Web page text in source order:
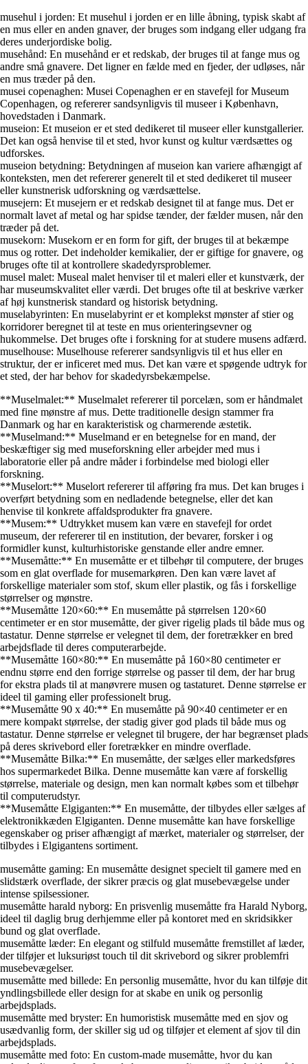
musehul i jorden: Et musehul i jorden er en lille åbning, typisk skabt af
en mus eller en anden gnaver, der bruges som indgang eller udgang fra
deres underjordiske bolig.
musehånd: En musehånd er et redskab, der bruges til at fange mus og
andre små gnavere. Det ligner en fælde med en fjeder, der udløses, når
en mus træder på den.
musei copenaghen: Musei Copenaghen er en stavefejl for Museum
Copenhagen, og refererer sandsynligvis til museer i København,
hovedstaden i Danmark.
museion: Et museion er et sted dedikeret til museer eller kunstgallerier.
Det kan også henvise til et sted, hvor kunst og kultur værdsættes og
udforskes.
museion betydning: Betydningen af ​​museion kan variere afhængigt af
konteksten, men det refererer generelt til et sted dedikeret til museer
eller kunstnerisk udforskning og værdsættelse.
musejern: Et musejern er et redskab designet til at fange mus. Det er
normalt lavet af metal og har spidse tænder, der fælder musen, når den
træder på det.
musekorn: Musekorn er en form for gift, der bruges til at bekæmpe
mus og rotter. Det indeholder kemikalier, der er giftige for gnavere, og
bruges ofte til at kontrollere skadedyrsproblemer.
musel malet: Museal malet henviser til et maleri eller et kunstværk, der
har museumskvalitet eller værdi. Det bruges ofte til at beskrive værker
af høj kunstnerisk standard og historisk betydning.
muselabyrinten: En muselabyrint er et komplekst mønster af stier og
korridorer beregnet til at teste en mus orienteringsevner og
hukommelse. Det bruges ofte i forskning for at studere musens adfærd.
muselhouse: Muselhouse refererer sandsynligvis til et hus eller en
struktur, der er inficeret med mus. Det kan være et spøgende udtryk for
et sted, der har behov for skadedyrsbekæmpelse.
**Muselmalet:** Muselmalet refererer til porcelæn, som er håndmalet
med fine mønstre af mus. Dette traditionelle design stammer fra
Danmark og har en karakteristisk og charmerende æstetik.
**Muselmand:** Muselmand er en betegnelse for en mand, der
beskæftiger sig med museforskning eller arbejder med mus i
laboratorie eller på andre måder i forbindelse med biologi eller
forskning.
**Muselort:** Muselort refererer til afføring fra mus. Det kan bruges i
overført betydning som en nedladende betegnelse, eller det kan
henvise til konkrete affaldsprodukter fra gnavere.
**Musem:** Udtrykket musem kan være en stavefejl for ordet
museum, der refererer til en institution, der bevarer, forsker i og
formidler kunst, kulturhistoriske genstande eller andre emner.
**Musemåtte:** En musemåtte er et tilbehør til computere, der bruges
som en glat overflade for musemarkøren. Den kan være lavet af
forskellige materialer som stof, skum eller plastik, og fås i forskellige
størrelser og mønstre.
**Musemåtte 120×60:** En musemåtte på størrelsen 120×60
centimeter er en stor musemåtte, der giver rigelig plads til både mus og
tastatur. Denne størrelse er velegnet til dem, der foretrækker en bred
arbejdsflade til deres computerarbejde.
**Musemåtte 160×80:** En musemåtte på 160×80 centimeter er
endnu større end den forrige størrelse og passer til dem, der har brug
for ekstra plads til at manøvrere musen og tastaturet. Denne størrelse er
ideel til gaming eller professionelt brug.
**Musemåtte 90 x 40:** En musemåtte på 90×40 centimeter er en
mere kompakt størrelse, der stadig giver god plads til både mus og
tastatur. Denne størrelse er velegnet til brugere, der har begrænset plads
på deres skrivebord eller foretrækker en mindre overflade.
**Musemåtte Bilka:** En musemåtte, der sælges eller markedsføres
hos supermarkedet Bilka. Denne musemåtte kan være af forskellig
størrelse, materiale og design, men kan normalt købes som et tilbehør
til computerudstyr.
**Musemåtte Elgiganten:** En musemåtte, der tilbydes eller sælges af
elektronikkæden Elgiganten. Denne musemåtte kan have forskellige
egenskaber og priser afhængigt af mærket, materialer og størrelser, der
tilbydes i Elgigantens sortiment.
musemåtte gaming: En musemåtte designet specielt til gamere med en
slidstærk overflade, der sikrer præcis og glat musebevægelse under
intense spilsessioner.
musemåtte harald nyborg: En prisvenlig musemåtte fra Harald Nyborg,
ideel til daglig brug derhjemme eller på kontoret med en skridsikker
bund og glat overflade.
musemåtte læder: En elegant og stilfuld musemåtte fremstillet af læder,
der tilføjer et luksuriøst touch til dit skrivebord og sikrer problemfri
musebevægelser.
musemåtte med billede: En personlig musemåtte, hvor du kan tilføje dit
yndlingsbillede eller design for at skabe en unik og personlig
arbejdsplads.
musemåtte med bryster: En humoristisk musemåtte med en sjov og
usædvanlig form, der skiller sig ud og tilføjer et element af sjov til din
arbejdsplads.
musemåtte med foto: En custom-made musemåtte, hvor du kan